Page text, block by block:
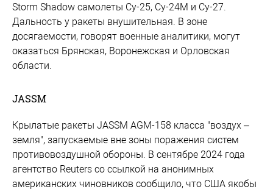
Storm Shadow самолеты Су-25, Су-24М и Су-27.
Дальность у ракеты внушительная. В зоне
досягаемости, говорят военные аналитики, могут
оказаться Брянская, Воронежская и Орловская
области.
JASSM
Крылатые ракеты JASSM AGM-158 класса "воздух –
земля", запускаемые вне зоны поражения систем
противовоздушной обороны. В сентябре 2024 года
агентство Reuters со ссылкой на анонимных
американских чиновников сообщило, что США якобы